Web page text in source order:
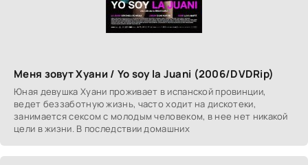
Меня зовут Хуани / Yo soy la Juani (2006/DVDRip)
Юная девушка Хуани проживает в испанской провинции,
ведет беззаботную жизнь, часто ходит на дискотеки,
занимается сексом с молодым человеком, в нее нет никакой
цели в жизни. В последствии домашних